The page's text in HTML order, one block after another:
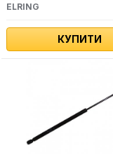
ELRING
КУПИТИ